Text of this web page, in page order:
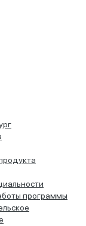
программы